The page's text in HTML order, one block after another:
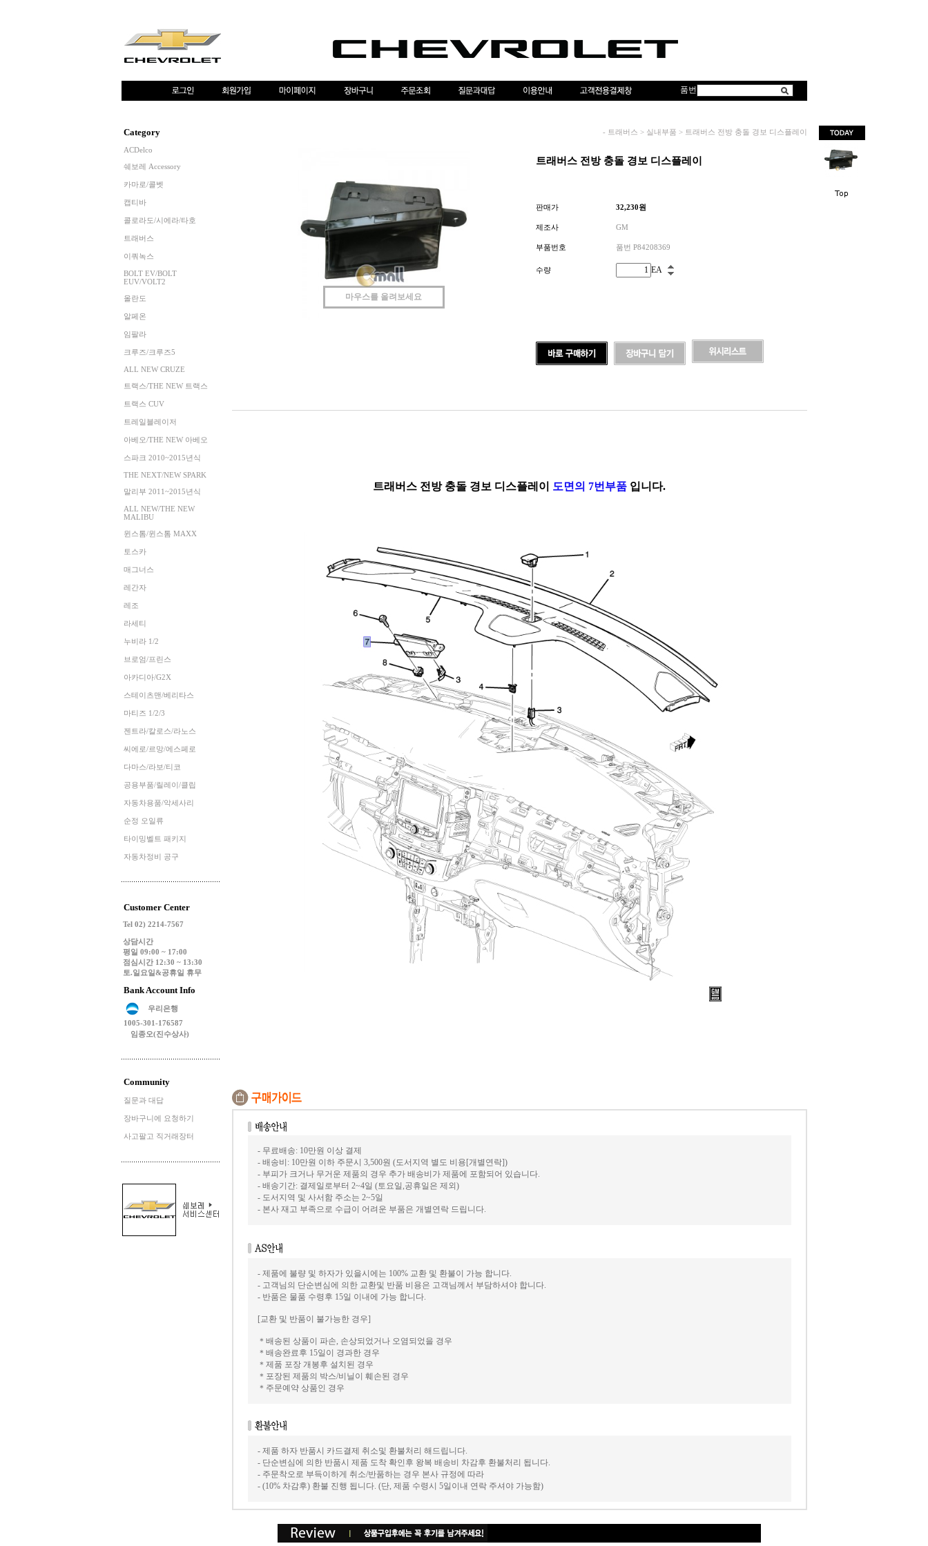
품번
Category
ACDelco
쉐보레 Accessory
카마로/콜벳
캡티바
콜로라도/시에라/타호
트래버스
이쿼녹스
BOLT EV/BOLT
EUV/VOLT2
올란도
알페온
임팔라
크루즈/크루즈5
ALL NEW CRUZE
트랙스/THE NEW 트랙스
트랙스 CUV
트레일블레이저
아베오/THE NEW 아베오
스파크 2010~2015년식
THE NEXT/NEW SPARK
말리부 2011~2015년식
ALL NEW/THE NEW
MALIBU
윈스톰/윈스톰 MAXX
토스카
매그너스
레간자
레조
라세티
누비라 1/2
브로엄/프린스
아카디아/G2X
스테이츠맨/베리타스
마티즈 1/2/3
젠트라/칼로스/라노스
씨에로/르망/에스페로
다마스/라보/티코
공용부품/릴레이/클립
자동차용품/악세사리
순정 오일류
타이밍벨트 패키지
자동차정비 공구
Customer Center
Tel 02) 2214-7567
상담시간
평일 09:00 ~ 17:00
점심시간 12:30 ~ 13:30
토.일요일&공휴일 휴무
Bank Account Info
우리은행
1005-301-176587
임종오(진수상사)
Community
질문과 대답
장바구니에 요청하기
사고팔고 직거래장터
- 트래버스 > 실내부품 > 트래버스 전방 충돌 경보 디스플레이
마우스를 올려보세요
트래버스 전방 충돌 경보 디스플레이
판매가 32,230원
제조사 GM
부품번호 품번 P84208369
수량 EA
트래버스 전방 충돌 경보 디스플레이 도면의 7번부품 입니다.
- 무료배송: 10만원 이상 결제
- 배송비: 10만원 이하 주문시 3,500원 (도서지역 별도 비용[개별연락])
- 부피가 크거나 무거운 제품의 경우 추가 배송비가 제품에 포함되어 있습니다.
- 배송기간: 결제일로부터 2~4일 (토요일,공휴일은 제외)
- 도서지역 및 사서함 주소는 2~5일
- 본사 재고 부족으로 수급이 어려운 부품은 개별연락 드립니다.
- 제품에 불량 및 하자가 있을시에는 100% 교환 및 환불이 가능 합니다.
- 고객님의 단순변심에 의한 교환및 반품 비용은 고객님께서 부담하셔야 합니다.
- 반품은 물품 수령후 15일 이내에 가능 합니다.
[교환 및 반품이 불가능한 경우]
＊배송된 상품이 파손, 손상되었거나 오염되었을 경우
＊배송완료후 15일이 경과한 경우
＊제품 포장 개봉후 설치된 경우
＊포장된 제품의 박스/비닐이 훼손된 경우
＊주문예약 상품인 경우
- 제품 하자 반품시 카드결제 취소및 환불처리 해드립니다.
- 단순변심에 의한 반품시 제품 도착 확인후 왕복 배송비 차감후 환불처리 됩니다.
- 주문착오로 부득이하게 취소/반품하는 경우 본사 규정에 따라
- (10% 차감후) 환불 진행 됩니다. (단, 제품 수령시 5일이내 연락 주셔야 가능함)